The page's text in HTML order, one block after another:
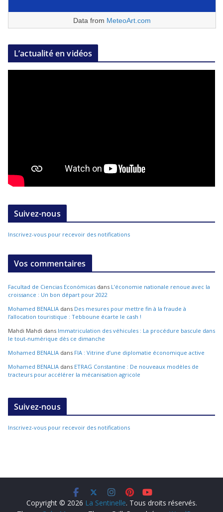
Data from MeteoArt.com
L’actualité en vidéos
Suivez-nous
Inscrivez-vous pour recevoir des notifications
Vos commentaires
Facultad de Ciencias Económicas dans L’économie nationale renoue avec la
croissance : Un bon départ pour 2022
Mohamed BENALIA dans Des mesures pour mettre fin à la fraude à
l’allocation touristique : Tebboune écarte le cash !
Mahdi Mahdi dans Immatriculation des véhicules : La procédure bascule dans
le tout-numérique dès ce dimanche
Mohamed BENALIA dans FIA : Vitrine d’une diplomatie économique active
Mohamed BENALIA dans ETRAG Constantine : De nouveaux modèles de
tracteurs pour accélérer la mécanisation agricole
Suivez-nous
Inscrivez-vous pour recevoir des notifications
Copyright © 2026 La Sentinelle. Tous droits réservés.